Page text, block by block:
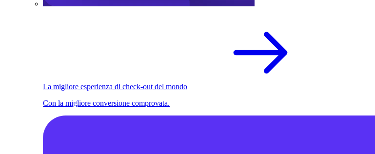
La migliore esperienza di check-out del mondo
Con la migliore conversione comprovata.